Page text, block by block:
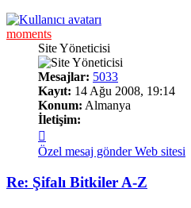
moments
Site Yöneticisi
Mesajlar: 5033
Kayıt: 14 Ağu 2008, 19:14
Konum: Almanya
İletişim:
moments
Özel mesaj gönder Web sitesi
Re: Şifalı Bitkiler A-Z